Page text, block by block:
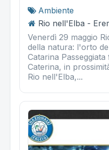
Ambiente
Rio nell'Elba -
Venerdì 29 maggio
della natura: l'orto
Catarina
Caterina, in
Rio nell'Elba,...